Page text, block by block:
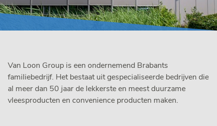
Van Loon Group is een ondernemend Brabants
familiebedrijf. Het bestaat uit gespecialiseerde bedrijven die
al meer dan 50 jaar de lekkerste en meest duurzame
vleesproducten en convenience producten maken.